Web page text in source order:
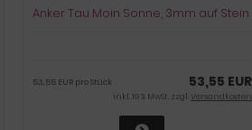
Anker Tau Moin Sonne, 3mm auf Stein
53,55 EUR
53,55 EUR pro Stück
inkl. 19 % MwSt. zzgl.Versandkosten